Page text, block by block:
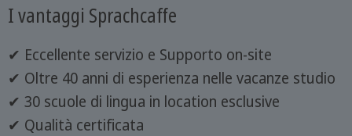
I vantaggi Sprachcaffe
✔ Eccellente servizio e Supporto on-site
✔ Oltre 40 anni di esperienza nelle vacanze studio
✔ 30 scuole di lingua in location esclusive
✔ Qualità certificata